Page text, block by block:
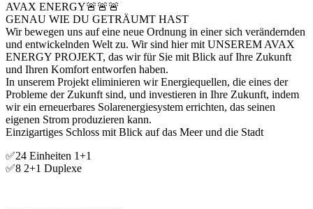
AVAX ENERGY🚨🚨🚨
GENAU WIE DU GETRÄUMT HAST
Wir bewegen uns auf eine neue Ordnung in einer sich verändernden
und entwickelnden Welt zu. Wir sind hier mit UNSEREM AVAX
ENERGY PROJEKT, das wir für Sie mit Blick auf Ihre Zukunft
und Ihren Komfort entworfen haben.
In unserem Projekt eliminieren wir Energiequellen, die eines der
Probleme der Zukunft sind, und investieren in Ihre Zukunft, indem
wir ein erneuerbares Solarenergiesystem errichten, das seinen
eigenen Strom produzieren kann.
Einzigartiges Schloss mit Blick auf das Meer und die Stadt
✅24 Einheiten 1+1
✅8 2+1 Duplexe